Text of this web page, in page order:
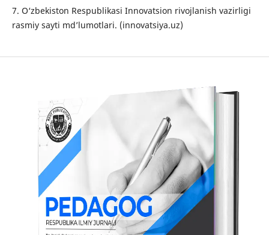
7. O‘zbekiston Respublikasi Innovatsion rivojlanish vazirligi
rasmiy sayti md’lumotlari. (innovatsiya.uz)